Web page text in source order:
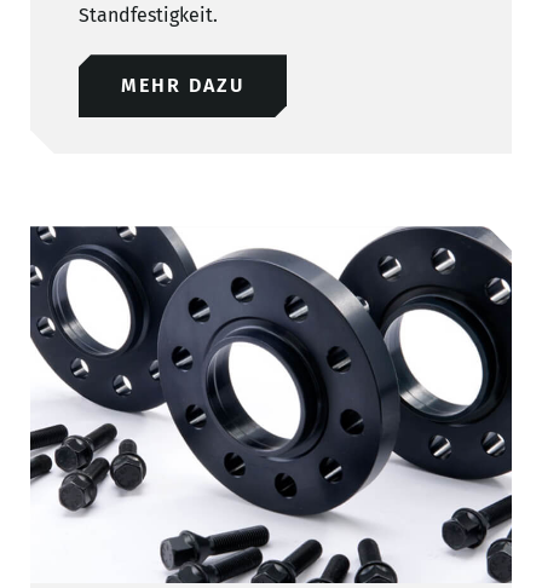
Standfestigkeit.
MEHR DAZU